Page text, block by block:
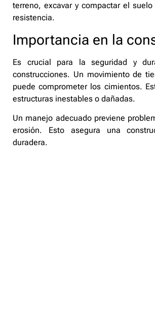
terreno, excavar y compactar el
resistencia.
Importancia en la
Es crucial para la seguridad y
construcciones. Un movimiento de
puede comprometer los cimientos.
estructuras inestables o dañadas.
Un manejo adecuado previene
erosión. Esto asegura una
duradera.